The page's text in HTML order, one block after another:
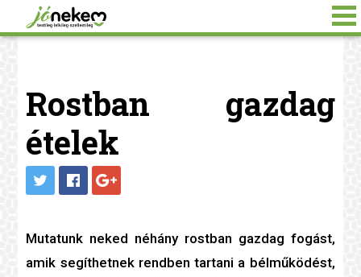
Rostban gazdag
ételek
Mutatunk neked néhány rostban gazdag fogást,
amik segíthetnek rendben tartani a bélműködést,